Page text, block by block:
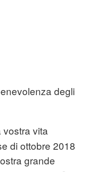
degli
vostra vita
di ottobre 2018
grande